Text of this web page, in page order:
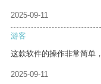
2025-09-11
游客
这款软件的操作非常简单
2025-09-11